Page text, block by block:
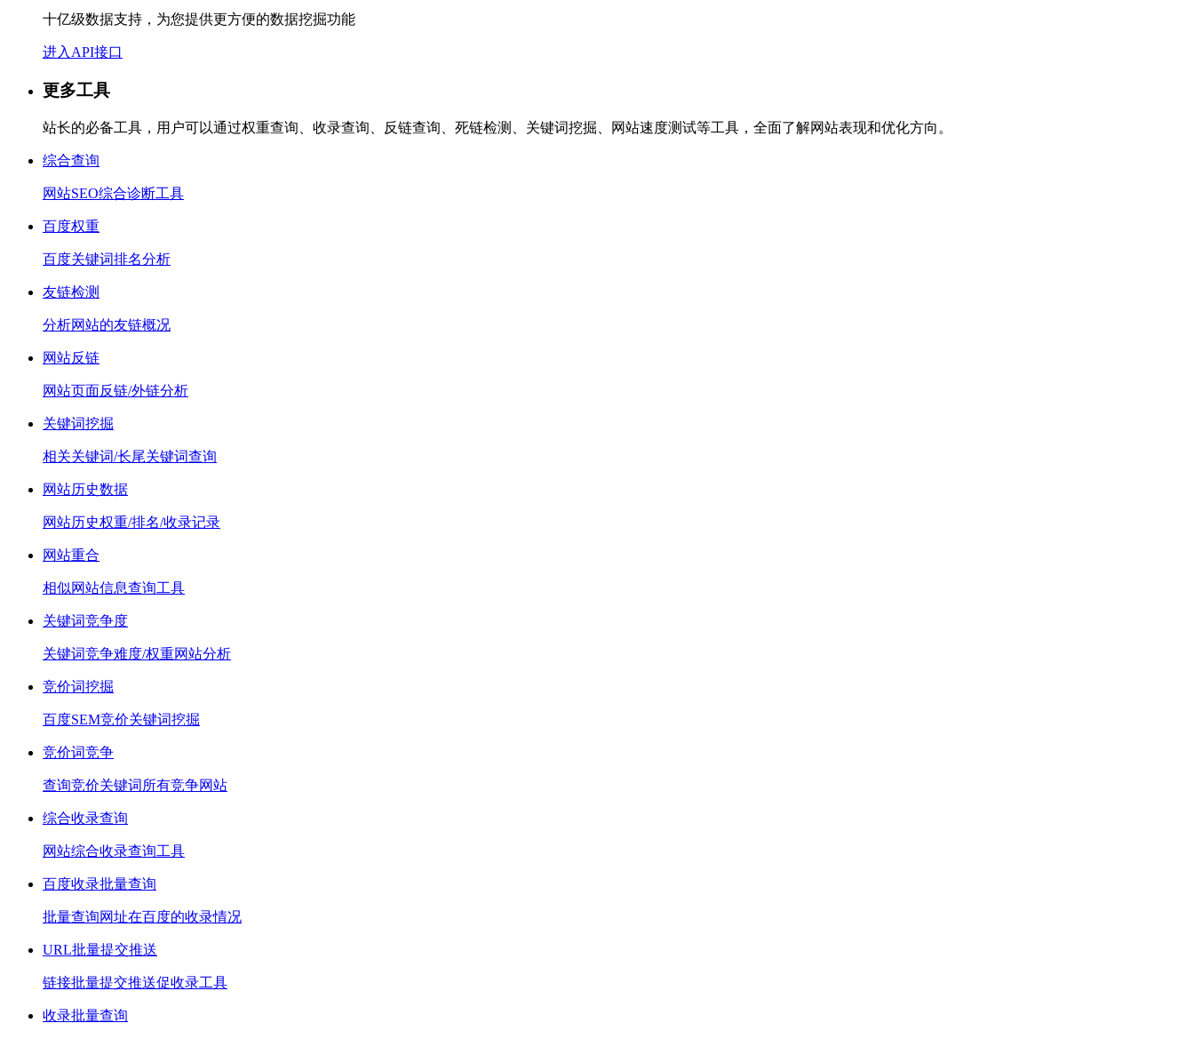
十亿级数据支持，为您提供更方便的数据挖掘功能
进入API接口
更多工具
站长的必备工具，用户可以通过权重查询、收录查询、反链查询、死链检测、关键词挖掘、网站速度测试等工具，全面了解网站表现和优化方向。
综合查询
网站SEO综合诊断工具
百度权重
百度关键词排名分析
友链检测
分析网站的友链概况
网站反链
网站页面反链/外链分析
关键词挖掘
相关关键词/长尾关键词查询
网站历史数据
网站历史权重/排名/收录记录
网站重合
相似网站信息查询工具
关键词竞争度
关键词竞争难度/权重网站分析
竞价词挖掘
百度SEM竞价关键词挖掘
竞价词竞争
查询竞价关键词所有竞争网站
综合收录查询
网站综合收录查询工具
百度收录批量查询
批量查询网址在百度的收录情况
URL批量提交推送
链接批量提交推送促收录工具
收录批量查询